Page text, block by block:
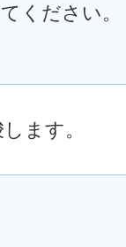
ください。
ます。